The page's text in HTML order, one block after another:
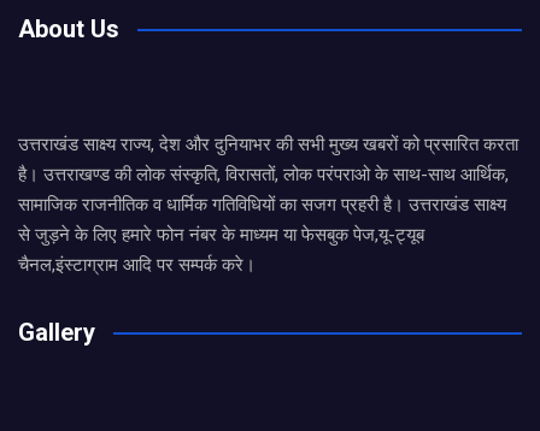
About Us
उत्तराखंड साक्ष्य राज्य, देश और दुनियाभर की सभी मुख्य खबरों को प्रसारित करता
है। उत्तराखण्ड की लोक संस्कृति, विरासतों, लोक परंपराओ के साथ-साथ आर्थिक,
सामाजिक राजनीतिक व धार्मिक गतिविधियों का सजग प्रहरी है। उत्तराखंड साक्ष्य
से जुड़ने के लिए हमारे फोन नंबर के माध्यम या फेसबुक पेज,यू-ट्यूब
चैनल,इंस्टाग्राम आदि पर सम्पर्क करे।
Gallery